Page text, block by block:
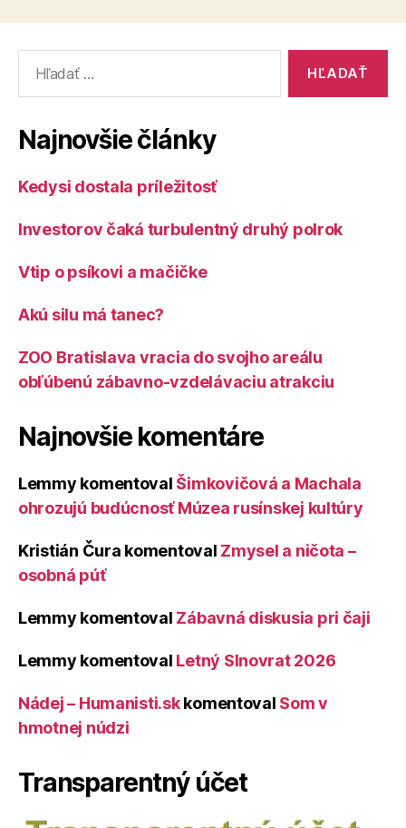
Najnovšie články
Kedysi dostala príležitosť
Investorov čaká turbulentný druhý polrok
Vtip o psíkovi a mačičke
Akú silu má tanec?
ZOO Bratislava vracia do svojho areálu
obľúbenú zábavno-vzdelávaciu atrakciu
Najnovšie komentáre
Lemmy komentoval Šimkovičová a Machala
ohrozujú budúcnosť Múzea rusínskej kultúry
Kristián Čura komentoval Zmysel a ničota –
osobná púť
Lemmy komentoval Zábavná diskusia pri čaji
Lemmy komentoval Letný Slnovrat 2026
Nádej – Humanisti.skkomentoval Som v
hmotnej núdzi
Transparentný účet